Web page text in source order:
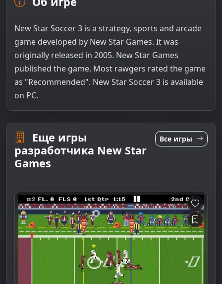
New Star Soccer 3 is a strategy, sports and arcade
game developed by New Star Games. It was
originally released in 2005. New Star Games
published the game. Most rawgers rated the game
as "Recommended". New Star Soccer 3 is available
on PC.
Еще игры
разработчика New Star
Games
Все игры